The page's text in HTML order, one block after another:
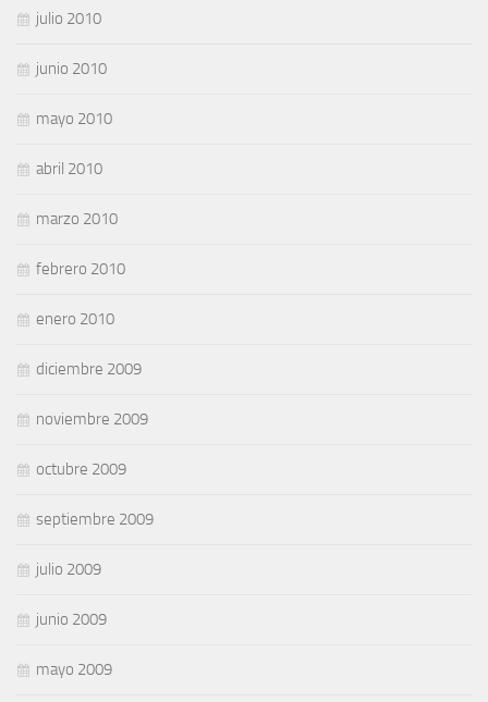
julio 2010
junio 2010
mayo 2010
abril 2010
marzo 2010
febrero 2010
enero 2010
diciembre 2009
noviembre 2009
octubre 2009
septiembre 2009
julio 2009
junio 2009
mayo 2009